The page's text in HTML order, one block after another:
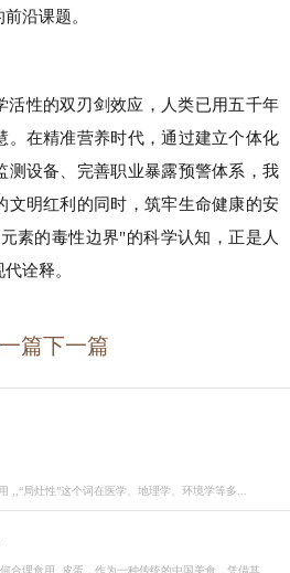
沿课题。
活性的双刃剑效应，人类已用五千年
。在精准营养时代，通过建立个体化
测设备、完善职业暴露预警体系，我
文明红利的同时，筑牢生命健康的安
素的毒性边界"的科学认知，正是人
诠释。
一篇下一篇
了解“局灶性”在不同领域中的含义和应用 ,,“局灶性”这个词在医学、地理学、环境学等多...
合理食用,,皮蛋，作为一种传统的中国美食，凭借其